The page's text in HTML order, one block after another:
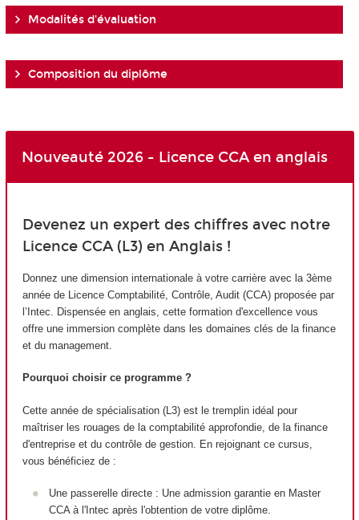
Modalités d'évaluation
Composition du diplôme
Nouveauté 2026 - Licence CCA en anglais
Devenez un expert des chiffres avec notre
Licence CCA (L3) en Anglais !
Donnez une dimension internationale à votre carrière avec la 3ème
année de Licence Comptabilité, Contrôle, Audit (CCA) proposée par
l’Intec. Dispensée en anglais, cette formation d'excellence vous
offre une immersion complète dans les domaines clés de la finance
et du management.
Pourquoi choisir ce programme ?
Cette année de spécialisation (L3) est le tremplin idéal pour
maîtriser les rouages de la comptabilité approfondie, de la finance
d'entreprise et du contrôle de gestion. En rejoignant ce cursus,
vous bénéficiez de :
Une passerelle directe : Une admission garantie en Master
CCA à l'Intec après l'obtention de votre diplôme.